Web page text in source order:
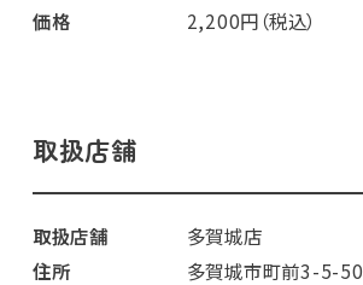
価格
2,200円（税込）
取扱店舗
取扱店舗
多賀城店
住所
多賀城市町前3-5-50